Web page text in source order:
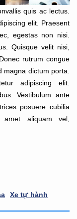
quis ac lectus.
elit. Praesent
egestas non nisi.
Quisque velit nisi,
rutrum congue
dictum porta.
adipiscing elit.
Vestibulum ante
posuere cubilia
aliquam vel,
Xe tự hành